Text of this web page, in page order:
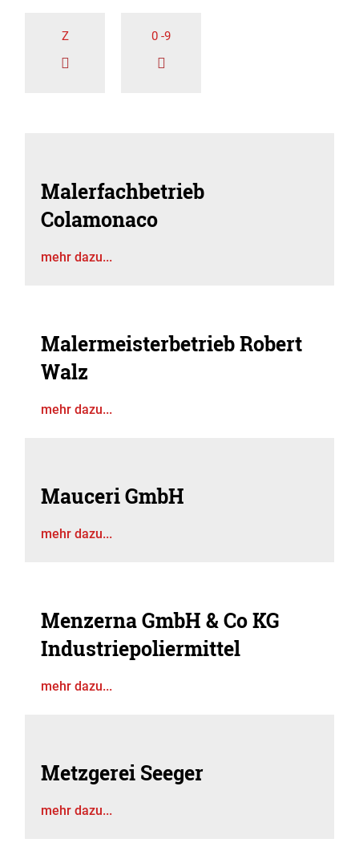
Z 0 -9
Malerfachbetrieb
Colamonaco
mehr dazu...
Malermeisterbetrieb Robert
Walz
mehr dazu...
Mauceri GmbH
mehr dazu...
Menzerna GmbH & Co KG
Industriepoliermittel
mehr dazu...
Metzgerei Seeger
mehr dazu...